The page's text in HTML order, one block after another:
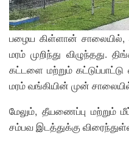
பழைய கிள்ளான் சாலையில்,
மரம் முறிந்து விழுந்தது.
கட்டளை மற்றும்
மரம் வங்கியின் முன்
மேலும், தீயணைப்பு மற்றும்
சம்பவ இடத்துக்கு